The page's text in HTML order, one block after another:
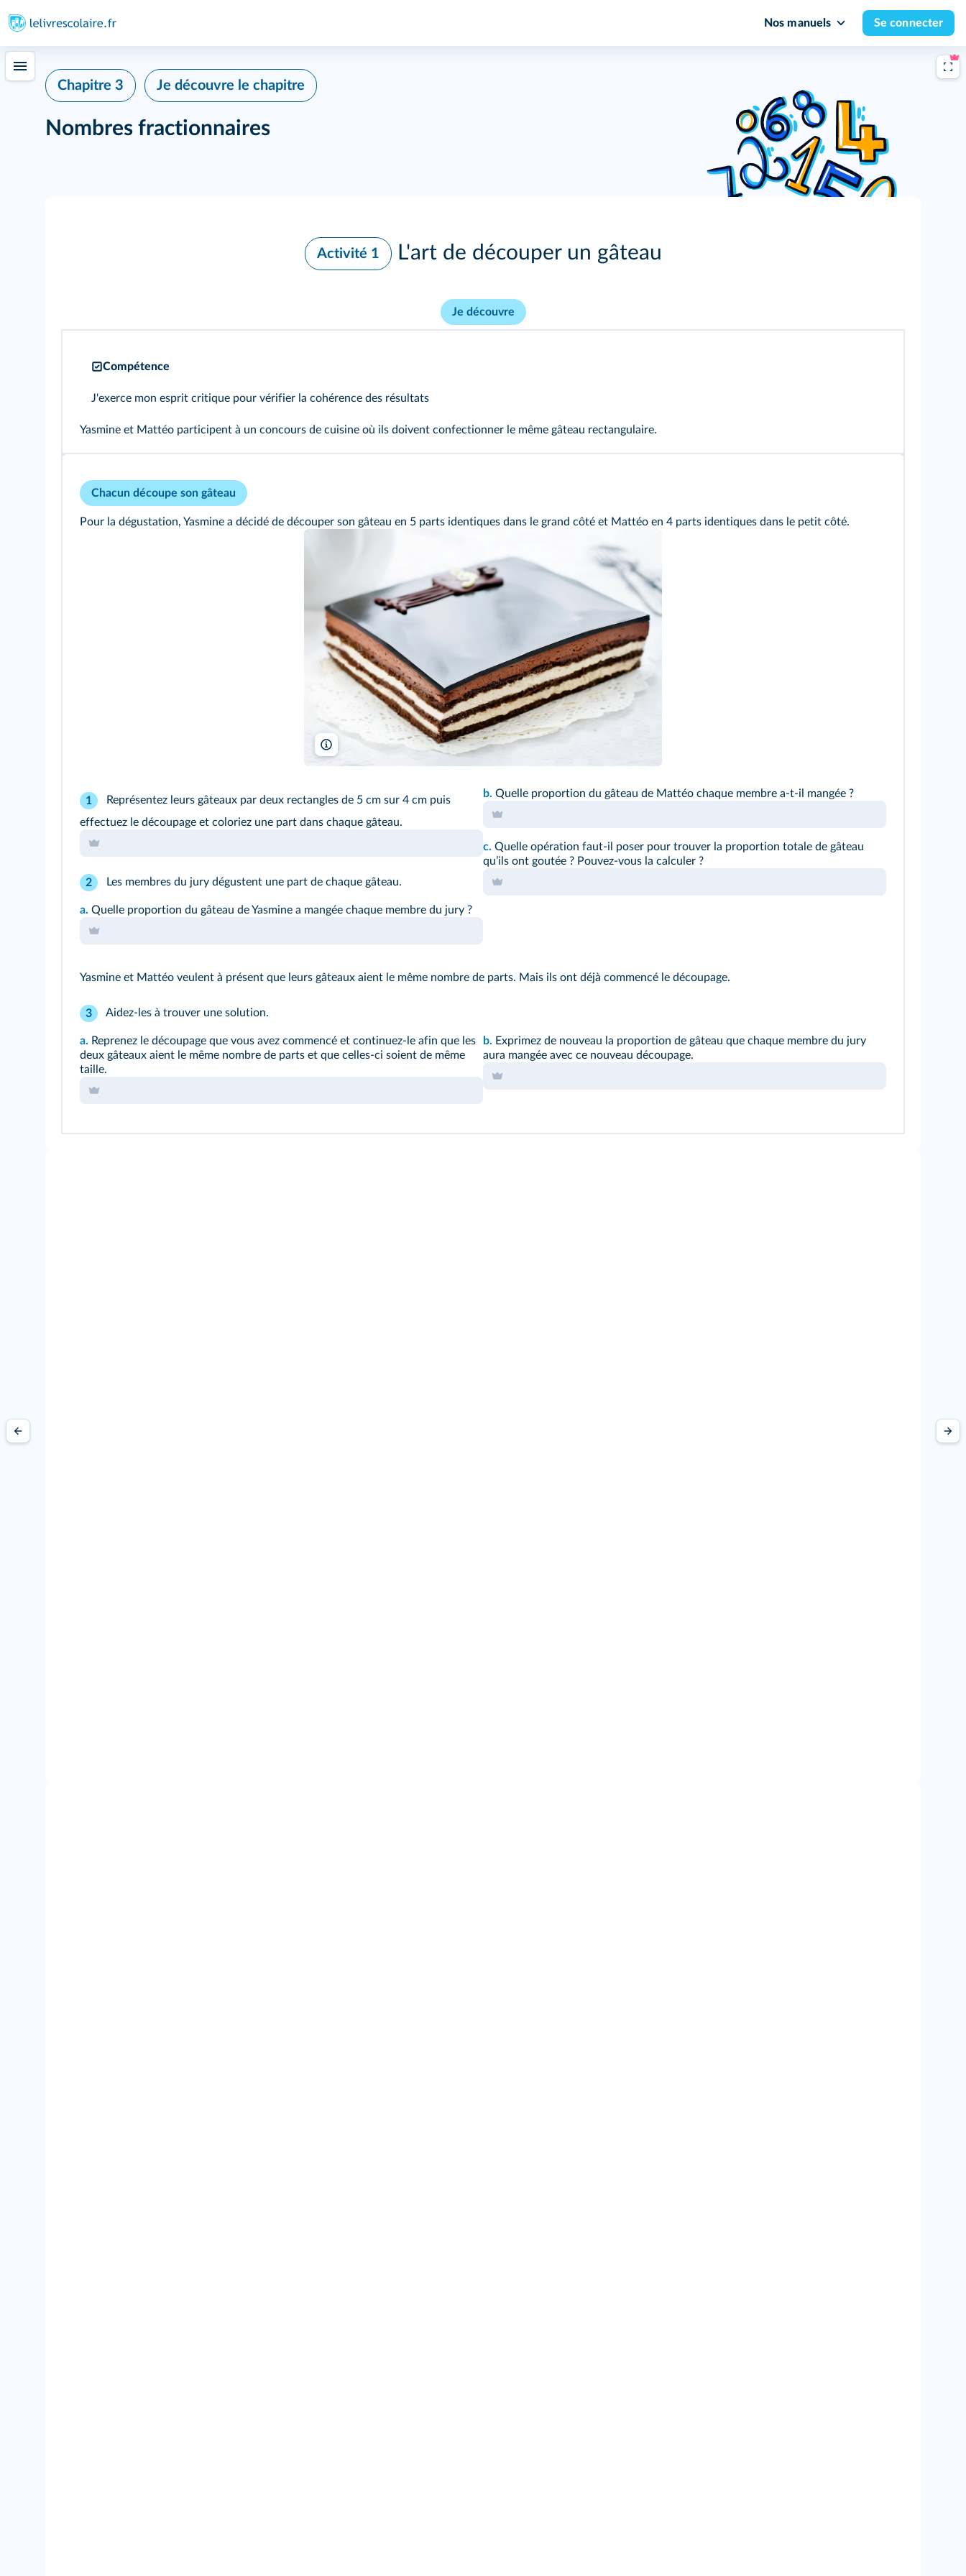
Nos manuels Se connecter
Chapitre 3 Je découvre le chapitre
Nombres fractionnaires
Activité 1 L'art de découper un gâteau
Je découvre
Compétence
J'exerce mon esprit critique pour vérifier la cohérence des résultats
Yasmine et Mattéo participent à un concours de cuisine où ils doivent confectionner le même gâteau rectangulaire.
Chacun découpe son gâteau
Pour la dégustation, Yasmine a décidé de découper son gâteau en 5 parts identiques dans le grand côté et Mattéo en 4 parts identiques dans le petit côté.
© Nataliya Arzamasova/Shutterstock
1
Représentez leurs gâteaux par deux rectangles de 5 cm sur 4 cm puis
effectuez le découpage et coloriez une part dans chaque gâteau.
2 Les membres du jury dégustent une part de chaque gâteau.
a. Quelle proportion du gâteau de Yasmine a mangée chaque membre du jury ?
b. Quelle proportion du gâteau de Mattéo chaque membre a-t-il mangée ?
c. Quelle opération faut-il poser pour trouver la proportion totale de gâteau
quʼils ont goutée ? Pouvez-vous la calculer ?
Yasmine et Mattéo veulent à présent que leurs gâteaux aient le même nombre de parts. Mais ils ont déjà commencé le découpage.
3 Aidez-les à trouver une solution.
a. Reprenez le découpage que vous avez commencé et continuez-le afin que les
deux gâteaux aient le même nombre de parts et que celles-ci soient de même
taille.
b. Exprimez de nouveau la proportion de gâteau que chaque membre du jury
aura mangée avec ce nouveau découpage.